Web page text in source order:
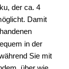
der ca. 4
Damit
in der
Sie mit